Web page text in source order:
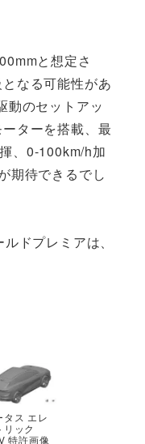
と想定さ
なる可能性があ
動のセットアッ
ターを搭載、最
、0-100km/h加
期待できるでし
ドプレミアは、
タス エレ
リック
特許画像